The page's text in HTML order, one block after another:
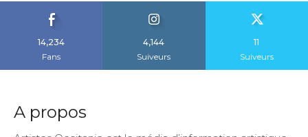
14,234
Fans
4,144
Suiveurs
11
Suiveurs
A propos